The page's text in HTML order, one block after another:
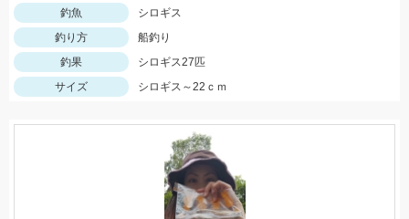
釣魚
シロギス
釣り方
船釣り
釣果
シロギス27匹
サイズ
シロギス～22ｃｍ